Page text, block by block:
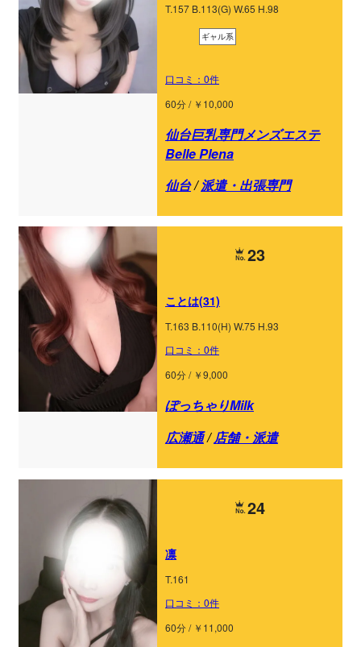
T.157 B.113(G) W.65 H.98
ギャル系
口コミ：0件
60分 / ￥10,000
仙台巨乳専門メンズエステ
Belle Plena
仙台/派遣・出張専門
23
ことは(31)
T.163 B.110(H) W.75 H.93
口コミ：0件
60分 / ￥9,000
ぽっちゃりMilk
広瀬通/店舗・派遣
24
凛
T.161
口コミ：0件
60分 / ￥11,000